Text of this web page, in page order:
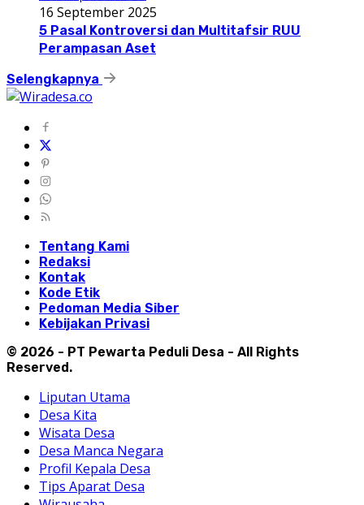
16 September 2025
5 Pasal Kontroversi dan Multitafsir RUU
Perampasan Aset
Selengkapnya
Tentang Kami
Redaksi
Kontak
Kode Etik
Pedoman Media Siber
Kebijakan Privasi
© 2026 - PT Pewarta Peduli Desa - All Rights
Reserved.
Liputan Utama
Desa Kita
Wisata Desa
Desa Manca Negara
Profil Kepala Desa
Tips Aparat Desa